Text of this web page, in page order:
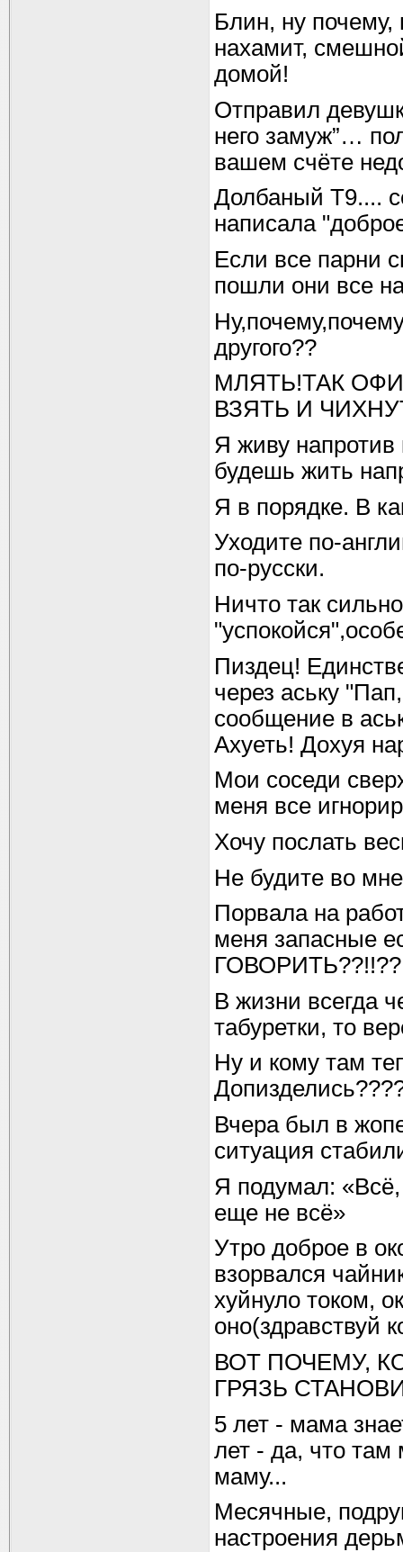
Блин, ну почему,
нахамит,
домой!
Отправил
него замуж”…
вашем счёте
Долбаный Т9....
написала
Если все парни
пошли они все
другого??
МЛЯТЬ!ТАК
ВЗЯТЬ И
Я живу
будешь жить
Я в порядке. В
Уходите по-
по-русски.
Ничто так
Пиздец!
через аську
сообщение в
Ахуеть! Дохуя
Мои соседи
меня все
Хочу послать
Не будите во
Порвала на
меня запасные
ГОВОРИТЬ??!!??
В жизни всегда
табуретки, то
Ну и кому там
Вчера был в
ситуация
Я подумал: «Всё,
еще не всё»
Утро доброе в
взорвался
хуйнуло током,
оно(здравствуй
ВОТ ПОЧЕМУ,
ГРЯЗЬ
5 лет - мама
лет - да, что
маму...
Месячные,
настроения